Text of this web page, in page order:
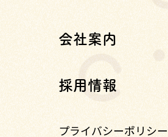
会社案内
採用情報
プライバシーポリシー